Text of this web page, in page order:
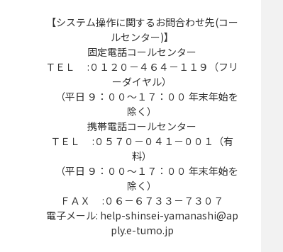
【システム操作に関するお問合わせ先(コー
ルセンター)】
固定電話コールセンター
ＴＥＬ :０１２０－４６４－１１９（フリ
ーダイヤル）
（平日 ９：００～１７：００ 年末年始を
除く）
携帯電話コールセンター
ＴＥＬ :０５７０－０４１－００１（有
料）
（平日 ９：００～１７：００ 年末年始を
除く）
ＦＡＸ :０６－６７３３－７３０７
電子メール: help-shinsei-yamanashi@ap
ply.e-tumo.jp